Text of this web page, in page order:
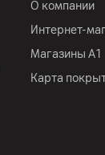
О компании
Интернет-
Магазины А1
Карта